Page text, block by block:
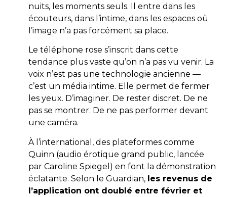
nuits, les moments seuls. Il entre dans les
écouteurs, dans l’intime, dans les espaces où
l’image n’a pas forcément sa place.
Le téléphone rose s’inscrit dans cette
tendance plus vaste qu’on n’a pas vu venir. La
voix n’est pas une technologie ancienne —
c’est un média intime. Elle permet de fermer
les yeux. D’imaginer. De rester discret. De ne
pas se montrer. De ne pas performer devant
une caméra.
À l’international, des plateformes comme
Quinn (audio érotique grand public, lancée
par Caroline Spiegel) en font la démonstration
éclatante. Selon le Guardian, les revenus de
l’application ont doublé entre février et